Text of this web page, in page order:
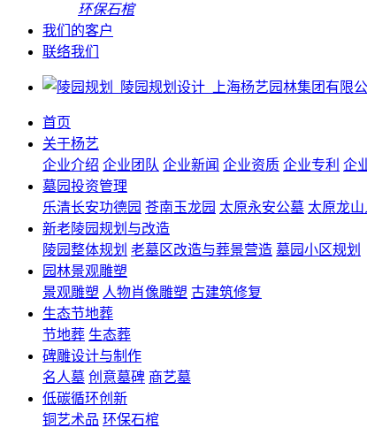
环保石棺
我们的客户
联络我们
首页
关于杨艺
企业介绍 企业团队 企业新闻 企业资质 企业专利 企
墓园投资管理
乐清长安功德园 苍南玉龙园 太原永安公墓 太原龙
新老陵园规划与改造
陵园整体规划 老墓区改造与葬景营造 墓园小区规划
园林景观雕塑
景观雕塑 人物肖像雕塑 古建筑修复
生态节地葬
节地葬 生态葬
碑雕设计与制作
名人墓 创意墓碑 商艺墓
低碳循环创新
铜艺术品 环保石棺